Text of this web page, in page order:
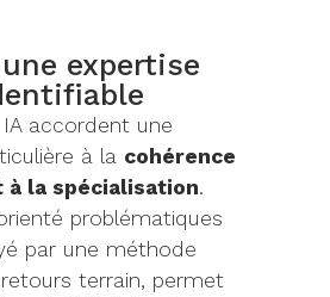
expertise
accordent une
à la cohérence
la spécialisation.
problématiques
par une méthode
terrain, permet